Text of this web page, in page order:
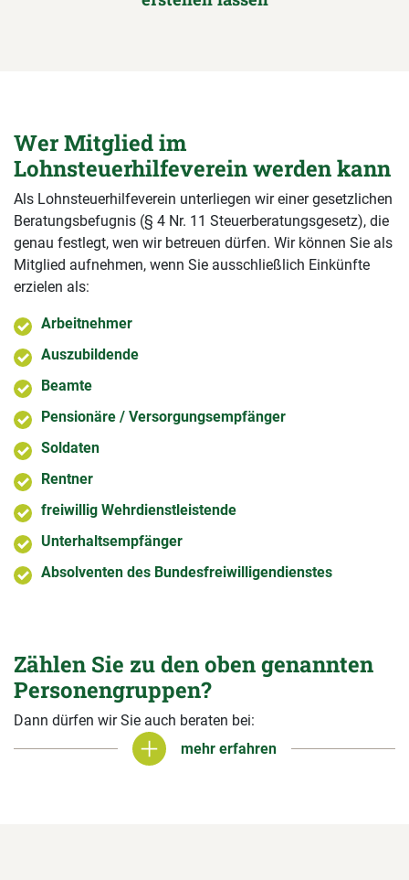
Wer Mitglied im
Lohnsteuerhilfeverein werden kann
Als Lohnsteuerhilfeverein unterliegen wir einer gesetzlichen
Beratungsbefugnis (§ 4 Nr. 11 Steuerberatungsgesetz), die
genau festlegt, wen wir betreuen dürfen. Wir können Sie als
Mitglied aufnehmen, wenn Sie ausschließlich Einkünfte
erzielen als:
Arbeitnehmer
Auszubildende
Beamte
Pensionäre / Versorgungsempfänger
Soldaten
Rentner
freiwillig Wehrdienstleistende
Unterhaltsempfänger
Absolventen des Bundesfreiwilligendienstes
Zählen Sie zu den oben genannten
Personengruppen?
Dann dürfen wir Sie auch beraten bei:
mehr erfahren
mehr erfahren